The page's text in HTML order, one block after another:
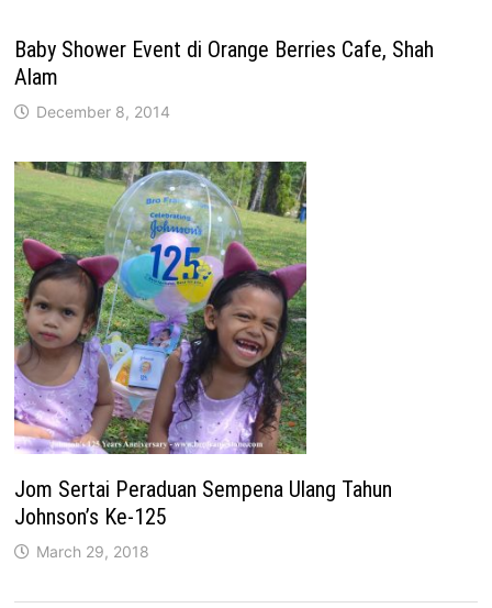
Baby Shower Event di Orange Berries Cafe, Shah
Alam
December 8, 2014
Jom Sertai Peraduan Sempena Ulang Tahun
Johnson’s Ke-125
March 29, 2018